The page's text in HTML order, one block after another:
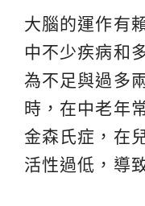
大腦的運作有
中不少疾病和
為不足與過多
時，在中老年
金森氏症，在
活性過低，導